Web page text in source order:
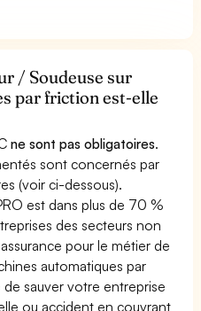
/ Soudeuse sur
par friction est-elle
ne sont pas obligatoires.
sont concernés par
(voir ci-dessous).
est dans plus de 70 %
des secteurs non
pour le métier de
automatiques par
sauver votre entreprise
ou accident en couvrant